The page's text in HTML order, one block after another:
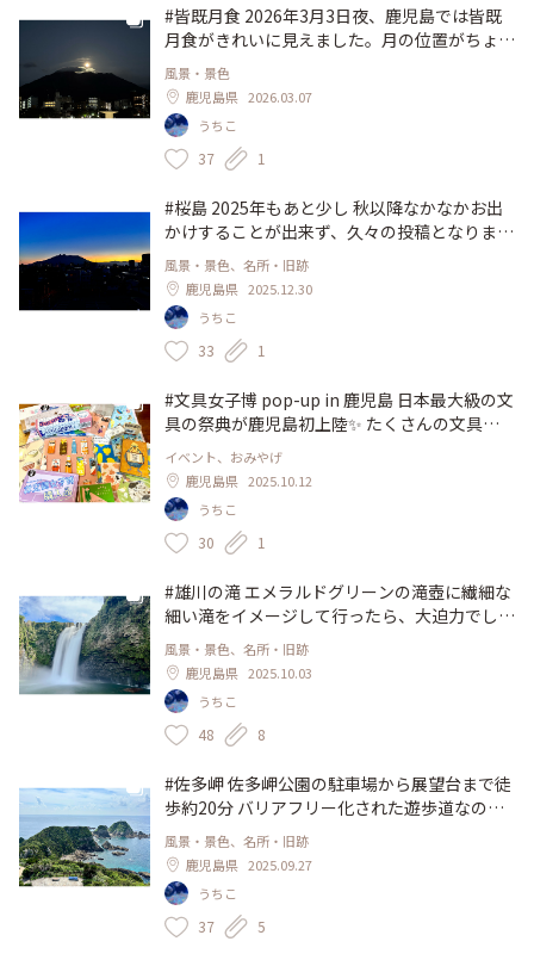
が気さくに話し掛けてくれてメニューも丁寧に
説明してくださいました✨️ #鹿児島 #鹿児島市
#カレー #カレー部 #スリランカ料理 #ホッパー
#皆既月食 2026年3月3日夜、鹿児島では皆既
月食がきれいに見えました。月の位置がちょう
ど桜島と重なり幻想的でした。 スマホで撮っ
たので、赤い月はイクラのようにしか写りませ
んでしたが、だんだんと月が欠けて赤くなるの
は肉眼にしっかりと焼き付けました🌕 #開運旅
#ことりっぷと一緒 #鹿児島市 #桜島 #月
風景・景色
鹿児島県 2026.03.07
うちこ
37 1
#桜島 2025年もあと少し 秋以降なかなかお出
かけすることが出来ず、久々の投稿となりまし
た。 朝日が昇るときだんだん桜島が見えてく
るこの時間が好きです。特にこの日は空気が澄
んでいてきれいに見えました。 #鹿児島 #朝日
#開運旅
風景・景色、名所・旧跡
鹿児島県 2025.12.30
うちこ
33 1
#文具女子博 pop-up in 鹿児島 日本最大級の文
具の祭典が鹿児島初上陸✨️ たくさんの文具に
囲まれて幸せ♡ スタンプ帳、日付印、鳥グッ
ズ、クリーナークロスは事前に買おうと決めて
いました。決めて行かないと目移りしそうだっ
たので😅 鹿児島ご当地の文具もありました。
私はベアソムとナギさんの鹿児島動物こけしの
♡ 文具メーカーさんや作家さんのお話を直接
聞きながら見て廻るのも楽しいです。 また来
年も来ないかなぁ(^^) #ことりっぷと一緒 #こ
とりっぷ鹿児島 #鹿児島 #文房具 #文具 #ベア
ソムとナギ #トコナッツ
イベント、おみやげ
鹿児島県 2025.10.12
うちこ
30 1
#雄川の滝 エメラルドグリーンの滝壺に繊細な
細い滝をイメージして行ったら、大迫力でした
(ﾟﾛﾟ) 上流にあるダムの放水時間だったようで
す。 駐車場から滝壺まで徒歩20分 美しい川沿
いを歩きます。自然豊かな場所です。 #ことり
っぷと一緒 #ことりっぷ鹿児島 #秋の装い #鹿
児島 #大隅半島 #滝
風景・景色、名所・旧跡
鹿児島県 2025.10.03
うちこ
48 8
#佐多岬 佐多岬公園の駐車場から展望台まで徒
歩約20分 バリアフリー化された遊歩道なの
で、ベビーカーや車椅子でも行くことができま
す。 暑かったですが、展望台は風が気持ちよ
かったです♪ 薩摩半島側の開聞岳もうっすら
見えました。 海岸の岩場や崖にはソテツが自
生しています(ﾟﾛﾟ) #ことりっぷと一緒 #ことり
風景・景色、名所・旧跡
鹿児島県 2025.09.27
うちこ
37 5